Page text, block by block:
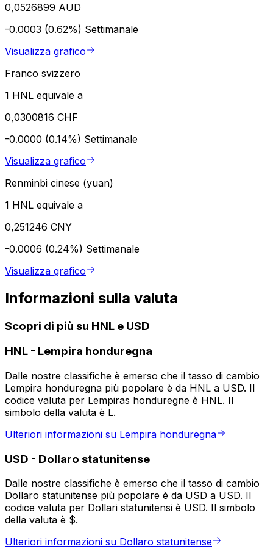
0,0526899 AUD
-0.0003 (0.62%) Settimanale
Visualizza grafico
Franco svizzero
1 HNL equivale a
0,0300816 CHF
-0.0000 (0.14%) Settimanale
Visualizza grafico
Renminbi cinese (yuan)
1 HNL equivale a
0,251246 CNY
-0.0006 (0.24%) Settimanale
Visualizza grafico
Informazioni sulla valuta
Scopri di più su HNL e USD
HNL - Lempira honduregna
Dalle nostre classifiche è emerso che il tasso di cambio
Lempira honduregna più popolare è da HNL a USD. Il
codice valuta per Lempiras honduregne è HNL. Il
simbolo della valuta è L.
Ulteriori informazioni su Lempira honduregna
USD - Dollaro statunitense
Dalle nostre classifiche è emerso che il tasso di cambio
Dollaro statunitense più popolare è da USD a USD. Il
codice valuta per Dollari statunitensi è USD. Il simbolo
della valuta è $.
Ulteriori informazioni su Dollaro statunitense